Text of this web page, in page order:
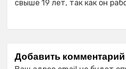
свыше 19 лет, так как он
Добавить комментарий